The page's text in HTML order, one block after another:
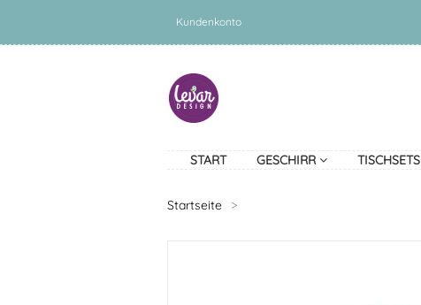
Kundenkonto
START GESCHIRR TISCHSETS
Startseite >